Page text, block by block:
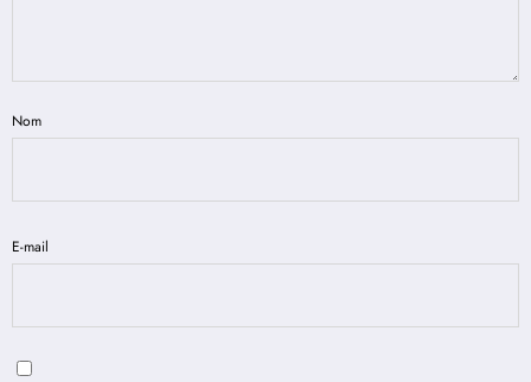
Nom
E-mail